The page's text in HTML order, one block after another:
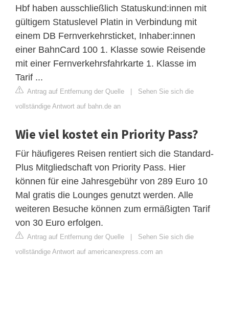
Hbf haben ausschließlich Statuskund:innen mit
gültigem Statuslevel Platin in Verbindung mit
einem DB Fernverkehrsticket, Inhaber:innen
einer BahnCard 100 1. Klasse sowie Reisende
mit einer Fernverkehrsfahrkarte 1. Klasse im
Tarif ...
Antrag auf Entfernung der Quelle | Sehen Sie sich die
vollständige Antwort auf bahn.de an
Wie viel kostet ein Priority Pass?
Für häufigeres Reisen rentiert sich die Standard-
Plus Mitgliedschaft von Priority Pass. Hier
können für eine Jahresgebühr von 289 Euro 10
Mal gratis die Lounges genutzt werden. Alle
weiteren Besuche können zum ermäßigten Tarif
von 30 Euro erfolgen.
Antrag auf Entfernung der Quelle | Sehen Sie sich die
vollständige Antwort auf americanexpress.com an